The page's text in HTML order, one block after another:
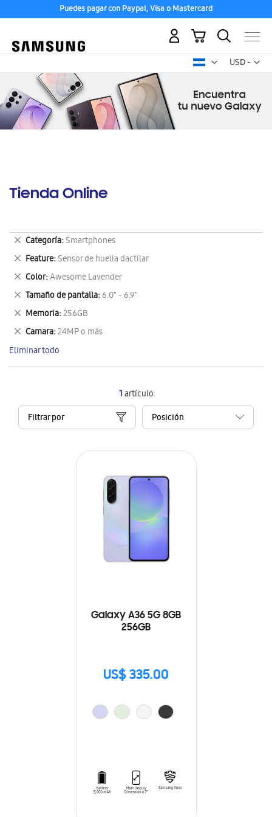
Puedes pagar con Paypal, Visa o Mastercard
USD -
dólar
Mi carrito
Tienda Online
1artículo
Filtrar por
Galaxy A36 5G 8GB
256GB
US$ 335.00
Categoría Smartphones
Eliminar
este
artículo
Feature Sensor de huella dactilar
Eliminar
este
artículo
Color Awesome Lavender
Eliminar
este
artículo
Tamaño de pantalla 6.0" - 6.9"
Eliminar
este
artículo
Memoria 256GB
Eliminar
este
artículo
Camara 24MP o más
Eliminar
este
artículo
Eliminar todo